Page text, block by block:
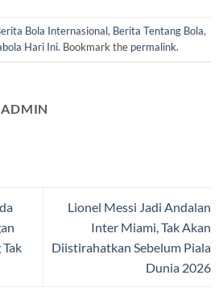
Bola Internasional, Berita Tentang Bola,
Hari Ini. Bookmark the permalink.
Lionel Messi Jadi Andalan
Inter Miami, Tak Akan
Diistirahatkan Sebelum Piala
Dunia 2026